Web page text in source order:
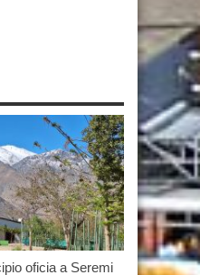
oficia a Seremi